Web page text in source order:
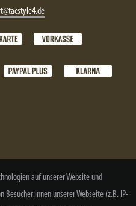
auf unserer Website und
Besucher:innen unserer Webseite (z.B. IP-